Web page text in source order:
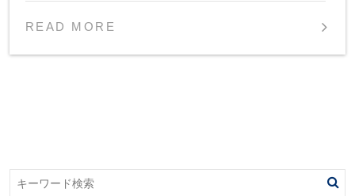
READ MORE